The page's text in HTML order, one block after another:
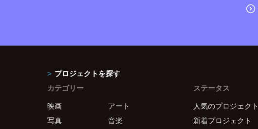
プロジェクトを探す
カテゴリー
映画
アート
写真
音楽
ステータス
人気のプロジェクト
新着プロジェクト